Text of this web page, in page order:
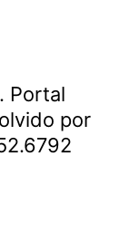
Portal
por